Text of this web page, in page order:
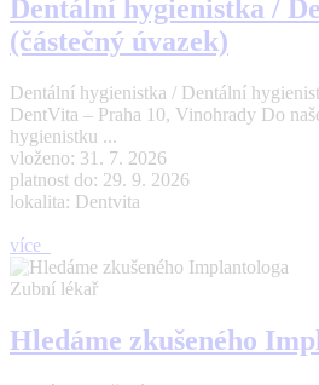
Dentální hygienistka /
(částečný úvazek)
Dentální hygienistka / Dentální
DentVita – Praha 10, Vinohrady Do
hygienistku ...
vloženo: 31. 7. 2026
platnost do: 29. 9. 2026
lokalita: Dentvita
více
Zubní lékař
Hledáme zkušeného